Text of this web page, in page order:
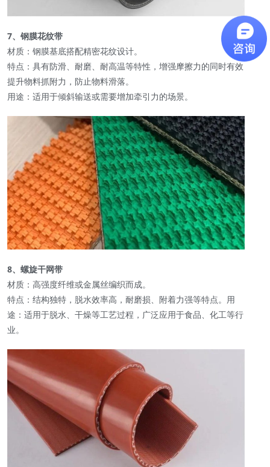
7、钢膜花纹带
材质：钢膜基底搭配精密花纹设计。
特点：具有防滑、耐磨、耐高温等特性，增强摩擦力的同时有效
提升物料抓附力，防止物料滑落。
用途：适用于倾斜输送或需要增加牵引力的场景。
8、螺旋干网带
材质：高强度纤维或金属丝编织而成。
特点：结构独特，脱水效率高，耐磨损、附着力强等特点。用
途：适用于脱水、干燥等工艺过程，广泛应用于食品、化工等行
业。